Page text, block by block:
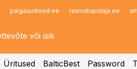
palgauudised.ee raamatupidaja.ee
Infopank
Üritused BalticBest Password